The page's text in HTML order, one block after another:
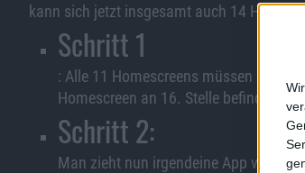
kann sich jetzt insgesamt auch 14
Schritt 1
: Alle 11 Homescreens müssen mit
Homescreen an 16. Stelle befinden
Schritt 2:
Man zieht nun irgendeine App von